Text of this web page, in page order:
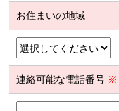
お住まいの地域
連絡可能な電話番号 ※